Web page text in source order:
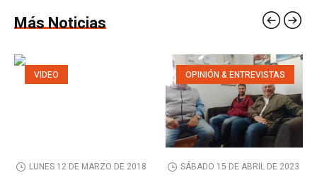
Más Noticias
VIDEO
LUNES 12 DE MARZO DE 2018
OPINIÓN & ENTREVISTAS
SÁBADO 15 DE ABRIL DE 2023